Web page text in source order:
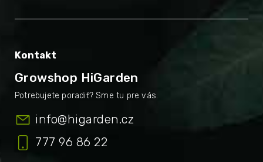
Kontakt
Growshop HiGarden
info@higarden.cz
777 96 86 22